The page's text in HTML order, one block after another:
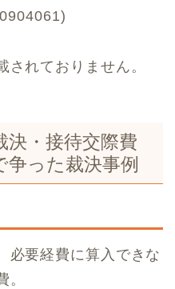
されておりません。
決・接待交際費
争った裁決事例
必要経費に算入できな